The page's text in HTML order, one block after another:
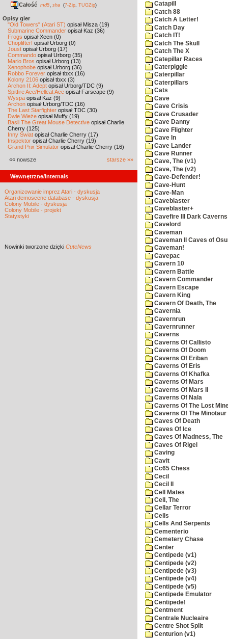
Całość md5 sha (7-Zip TUGZip)
Opisy gier
"Old Towers" (Atari ST) opisał Misza (19)
Submarine Commander opisał Kaz (36)
Frogs opisał Xeen (0)
Choplifter! opisał Urborg (0)
Joust opisał Urborg (17)
Commando opisał Urborg (35)
Mario Bros opisał Urborg (13)
Xenophobe opisał Urborg (36)
Robbo Forever opisał tbxx (16)
Kolony 2106 opisał tbxx (3)
Archon II: Adept opisał Urborg/TDC (9)
Spitfire Ace/Hellcat Ace opisał Farscape (9)
Wyspa opisał Kaz (9)
Archon opisał Urborg/TDC (16)
The Last Starfighter opisał TDC (30)
Dwie Wieże opisał Muffy (19)
Basil The Great Mouse Detective opisał Charlie
Cherry (125)
Inny Świat opisał Charlie Cherry (17)
Inspektor opisał Charlie Cherry (19)
Grand Prix Simulator opisał Charlie Cherry (16)
«« nowsze starsze »»
Wewnętrzne/Internals
Organizowanie imprez Atari - dyskusja
Atari demoscene database - dyskusja
Colony Mobile - dyskusja
Colony Mobile - projekt
Statystyki
Nowinki tworzone dzięki CuteNews
Catapill
Catch 88
Catch A Letter!
Catch Day
Catch IT!
Catch The Skull
Catch The X
Catepillar Races
Caterpiggle
Caterpillar
Caterpillars
Cats
Cave
Cave Crisis
Cave Crusader
Cave Danny
Cave Flighter
Cave In
Cave Lander
Cave Runner
Cave, The (v1)
Cave, The (v2)
Cave-Defender!
Cave-Hunt
Cave-Man
Caveblaster
Caveblaster+
Cavefire III Dark Caverns
Cavelord
Caveman
Caveman II Caves of
Caveman!
Cavepac
Cavern 10
Cavern Battle
Cavern Commander
Cavern Escape
Cavern King
Cavern Of Death, The
Cavernia
Cavernrun
Cavernrunner
Caverns
Caverns Of Callisto
Caverns Of Doom
Caverns Of Eriban
Caverns Of Eris
Caverns Of Khafka
Caverns Of Mars
Caverns Of Mars II
Caverns Of Nala
Caverns Of The Lost
Caverns Of The Minotaur
Caves Of Death
Caves Of Ice
Caves Of Madness, The
Caves Of Rigel
Caving
Cavit
Cc65 Chess
Cecil
Cecil II
Cell Mates
Cell, The
Cellar Terror
Cells
Cells And Serpents
Cementerio
Cemetery Chase
Center
Centipede (v1)
Centipede (v2)
Centipede (v3)
Centipede (v4)
Centipede (v5)
Centipede Emulator
Centipede!
Centment
Centrale Nucleaire
Centre Shot Split
Centurion (v1)